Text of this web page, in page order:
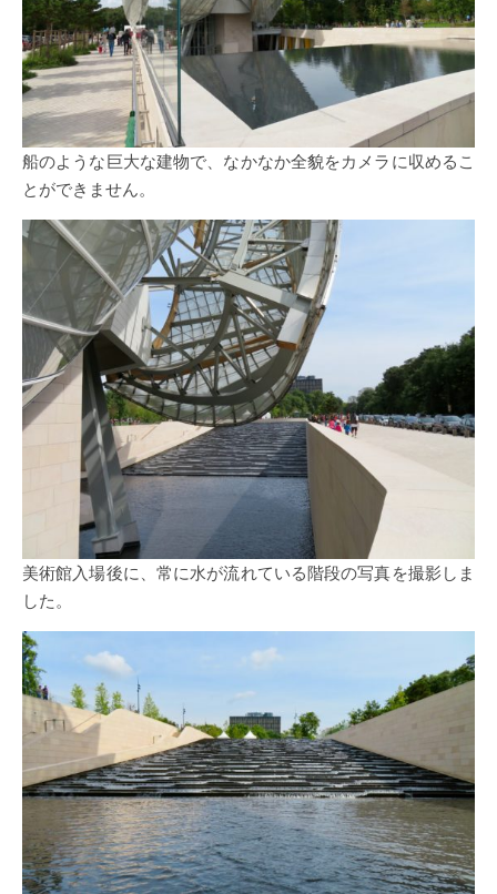
船のような巨大な建物で、なかなか全貌をカメラに収めるこ
とができません。
美術館入場後に、常に水が流れている階段の写真を撮影しま
した。